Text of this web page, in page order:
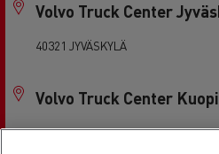
Volvo Truck Center
40321 JYVÄSKYLÄ
Volvo Truck Center
70100 KUOPIO